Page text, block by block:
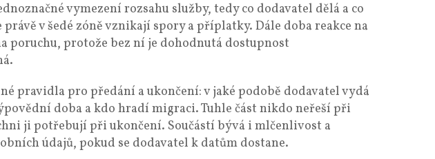
vymezení rozsahu služby, tedy co dodavatel dělá a co
v šedé zóně vznikají spory a příplatky. Dále doba reakce na
poruchu, protože bez ní je dohodnutá dostupnost
pravidla pro předání a ukončení: v jaké podobě dodavatel vydá
doba a kdo hradí migraci. Tuhle část nikdo neřeší při
ji potřebují při ukončení. Součástí bývá i mlčenlivost a
údajů, pokud se dodavatel k datům dostane.